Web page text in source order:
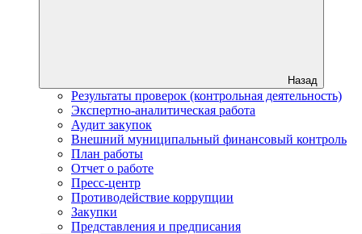
Назад
Результаты проверок (контрольная деятельность)
Экспертно-аналитическая работа
Аудит закупок
Внешний муниципальный финансовый контроль
План работы
Отчет о работе
Пресс-центр
Противодействие коррупции
Закупки
Представления и предписания